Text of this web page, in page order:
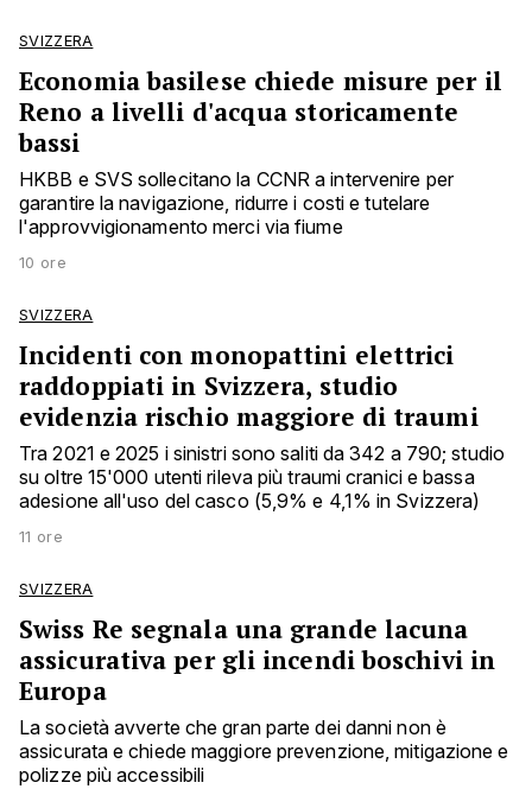
SVIZZERA
Economia basilese chiede misure per il
Reno a livelli d'acqua storicamente
bassi
HKBB e SVS sollecitano la CCNR a intervenire per
garantire la navigazione, ridurre i costi e tutelare
l'approvvigionamento merci via fiume
10 ore
SVIZZERA
Incidenti con monopattini elettrici
raddoppiati in Svizzera, studio
evidenzia rischio maggiore di traumi
Tra 2021 e 2025 i sinistri sono saliti da 342 a 790; studio
su oltre 15'000 utenti rileva più traumi cranici e bassa
adesione all'uso del casco (5,9% e 4,1% in Svizzera)
11 ore
SVIZZERA
Swiss Re segnala una grande lacuna
assicurativa per gli incendi boschivi in
Europa
La società avverte che gran parte dei danni non è
assicurata e chiede maggiore prevenzione, mitigazione e
polizze più accessibili